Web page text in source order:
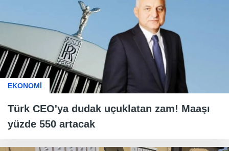
EKONOMİ
Türk CEO'ya dudak uçuklatan zam! Maaşı
yüzde 550 artacak